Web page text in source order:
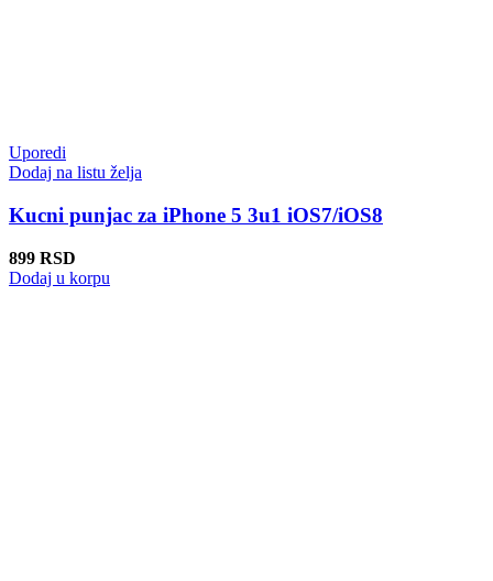
Uporedi
Dodaj na listu želja
Kucni punjac za iPhone 5 3u1 iOS7/iOS8
899 RSD
Dodaj u korpu